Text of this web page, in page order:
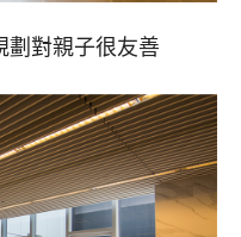
劃對親子很友善